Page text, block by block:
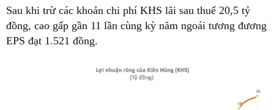
Sau khi trừ các khoản chi phí KHS lãi sau thuế 20,5 tỷ
đồng, cao gấp gần 11 lần cùng kỳ năm ngoái tương đương
EPS đạt 1.521 đồng.